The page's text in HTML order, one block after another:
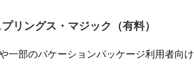
リングス・マジック（有料）
一部のバケーションパッケージ利用者向け